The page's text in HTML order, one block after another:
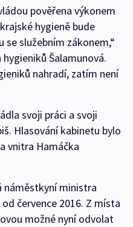
pověřena výkonem
hygieně bude
se služebním zákonem,“
Šalamunová.
nahradí, zatím není
svoji práci a svoji
Hlasování kabinetu bylo
vnitra Hamáčka
náměstkyní ministra
července 2016. Z místa
možné nyní odvolat